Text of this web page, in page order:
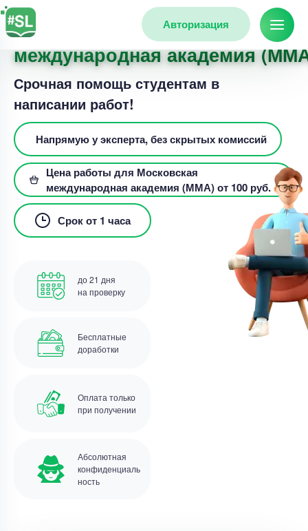
Авторизация
Заказать работу для
международная академия
Срочная помощь студентам в
написании работ!
Напрямую у эксперта, без скрытых комиссий
Цена работы для Московская
международная академия (ММА) от 100 руб.
Срок от 1 часа
до 21 дня
на проверку
Бесплатные
доработки
Оплата только
при получении
Абсолютная
конфиденциаль
ность